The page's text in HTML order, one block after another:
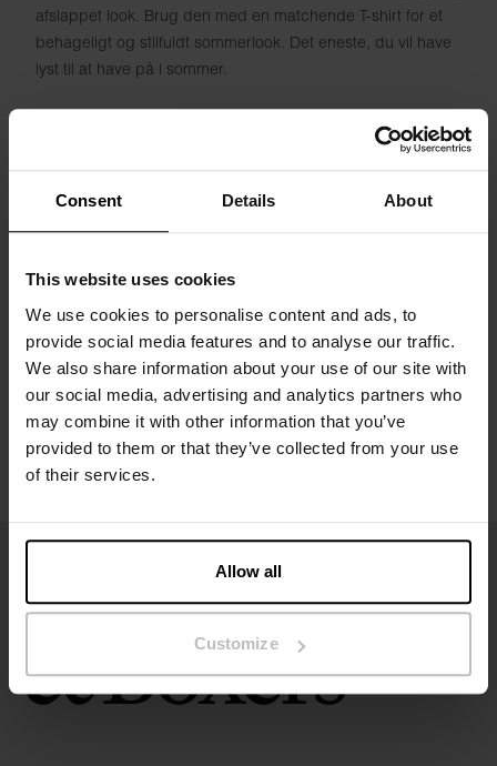
Consent Details About
This website uses cookies
We use cookies to personalise content and ads, to
provide social media features and to analyse our traffic.
We also share information about your use of our site with
our social media, advertising and analytics partners who
may combine it with other information that you’ve
provided to them or that they’ve collected from your use
of their services.
Allow all
Customize
afslappet look. Brug den med en matchende T-shirt for et
behageligt og stilfuldt sommerlook. Det eneste, du vil have
lyst til at have på i sommer.
Modellen på billedet er 185 cm høj og bruger størrelse M.
Størrelsesguide
Vaskeanvisninger
Anmeldelser